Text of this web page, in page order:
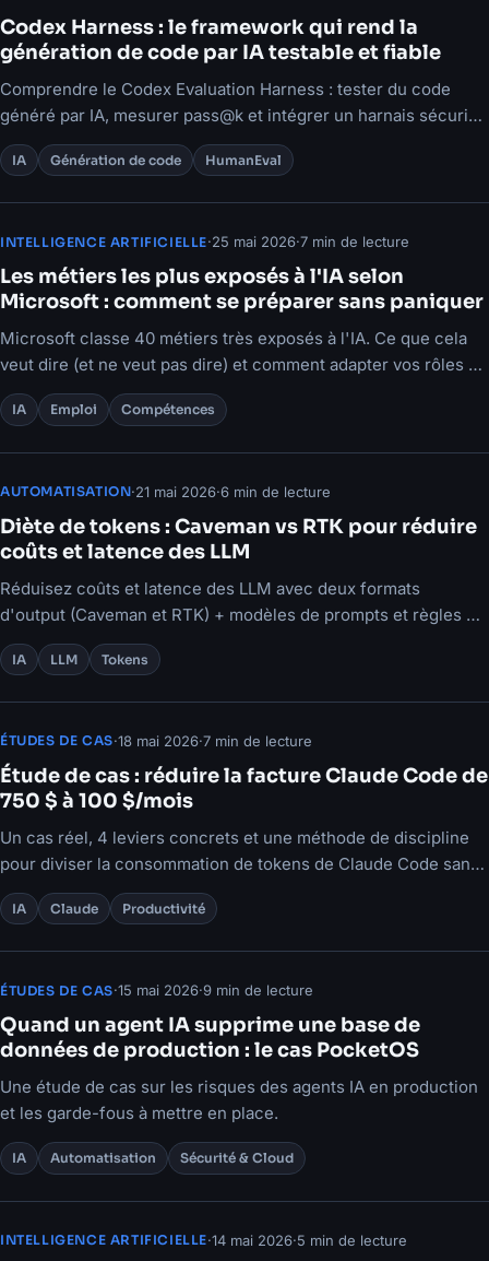
Codex Harness : le framework qui rend la
génération de code par IA testable et fiable
Comprendre le Codex Evaluation Harness : tester du code
généré par IA, mesurer pass@k et intégrer un harnais sécurisé
dans votre CI/CD.
IA Génération de code HumanEval
INTELLIGENCE ARTIFICIELLE·25 mai 2026·7 min de lecture
Les métiers les plus exposés à l'IA selon
Microsoft : comment se préparer sans paniquer
Microsoft classe 40 métiers très exposés à l'IA. Ce que cela
veut dire (et ne veut pas dire) et comment adapter vos rôles et
processus.
IA Emploi Compétences
AUTOMATISATION·21 mai 2026·6 min de lecture
Diète de tokens : Caveman vs RTK pour réduire
coûts et latence des LLM
Réduisez coûts et latence des LLM avec deux formats
d'output (Caveman et RTK) + modèles de prompts et règles de
choix.
IA LLM Tokens
ÉTUDES DE CAS·18 mai 2026·7 min de lecture
Étude de cas : réduire la facture Claude Code de
750 $ à 100 $/mois
Un cas réel, 4 leviers concrets et une méthode de discipline
pour diviser la consommation de tokens de Claude Code sans
perdre en qualité.
IA Claude Productivité
ÉTUDES DE CAS·15 mai 2026·9 min de lecture
Quand un agent IA supprime une base de
données de production : le cas PocketOS
Une étude de cas sur les risques des agents IA en production
et les garde-fous à mettre en place.
IA Automatisation Sécurité & Cloud
INTELLIGENCE ARTIFICIELLE·14 mai 2026·5 min de lecture